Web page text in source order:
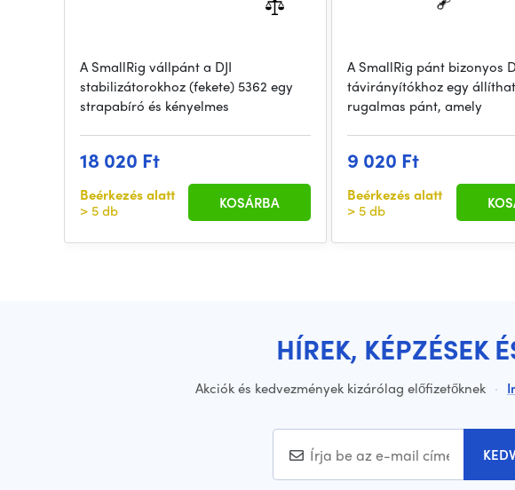
A SmallRig vállpánt a DJI
stabilizátorokhoz (fekete) 5362 egy
strapabíró és kényelmes
18 020 Ft
Beérkezés alatt
> 5 db
KOSÁRBA
A SmallRig pánt bizonyos
távirányítókhoz egy
rugalmas pánt, amely
9 020 Ft
Beérkezés alatt
> 5 db
HÍREK, KÉPZÉSEK
Akciók és kedvezmények kizárólag előfizetőknek ·